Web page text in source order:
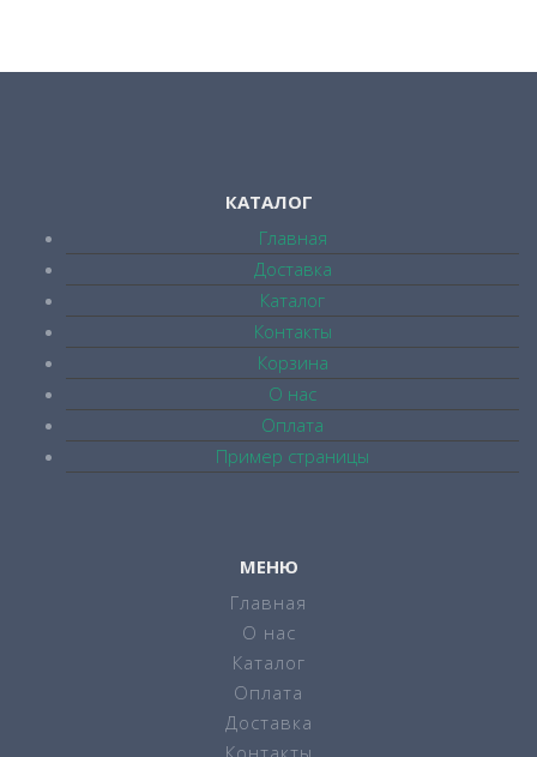
КАТАЛОГ
Главная
Доставка
Каталог
Контакты
Корзина
О нас
Оплата
Пример страницы
МЕНЮ
Главная
О нас
Каталог
Оплата
Доставка